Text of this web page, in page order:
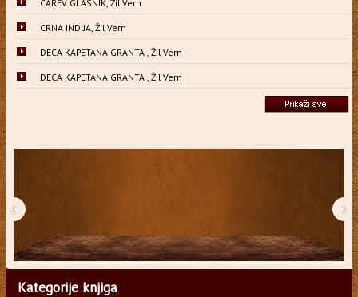
CAREV GLASNIK, Žil Vern
CRNA INDIJA, Žil Vern
DECA KAPETANA GRANTA , Žil Vern
DECA KAPETANA GRANTA , Žil Vern
‹ ›
Kategorije knjiga